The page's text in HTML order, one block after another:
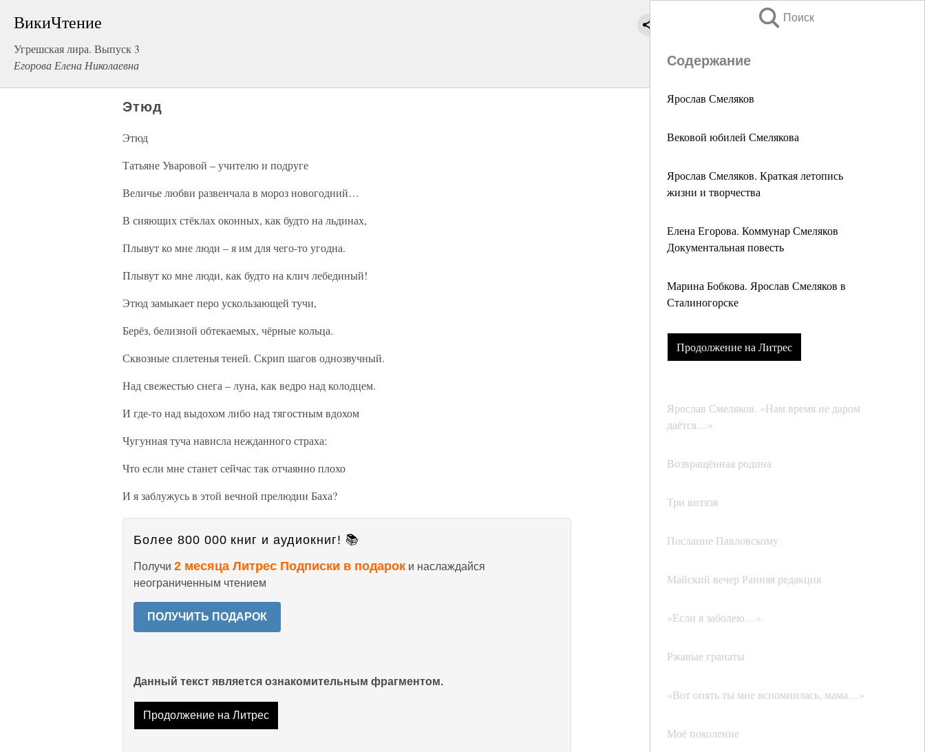
ВикиЧтение
Угрешская лира. Выпуск 3
Егорова Елена Николаевна
Поиск
Содержание
Ярослав Смеляков
Вековой юбилей Смелякова
Ярослав Смеляков. Краткая летопись
жизни и творчества
Елена Егорова. Коммунар Смеляков
Документальная повесть
Марина Бобкова. Ярослав Смеляков в
Сталиногорске
Продолжение на Литрес
Ярослав Смеляков. «Нам время не даром
даётся…»
Возвращённая родина
Три витязя
Послание Павловскому
Майский вечер Ранняя редакция
«Если я заболею…»
Ржавые гранаты
«Вот опять ты мне вспомнилась, мама…»
Моё поколение
Этюд
Этюд
Татьяне Уваровой – учителю и подруге
Величье любви развенчала в мороз новогодний…
В сияющих стёклах оконных, как будто на льдинах,
Плывут ко мне люди – я им для чего-то угодна.
Плывут ко мне люди, как будто на клич лебединый!
Этюд замыкает перо ускользающей тучи,
Берёз, белизной обтекаемых, чёрные кольца.
Сквозные сплетенья теней. Скрип шагов однозвучный.
Над свежестью снега – луна, как ведро над колодцем.
И где-то над выдохом либо над тягостным вдохом
Чугунная туча нависла нежданного страха:
Что если мне станет сейчас так отчаянно плохо
И я заблужусь в этой вечной прелюдии Баха?
Более 800 000 книг и аудиокниг! 📚
Получи 2 месяца Литрес Подписки в подарок и наслаждайся
неограниченным чтением
ПОЛУЧИТЬ ПОДАРОК
Данный текст является ознакомительным фрагментом.
Продолжение на Литрес